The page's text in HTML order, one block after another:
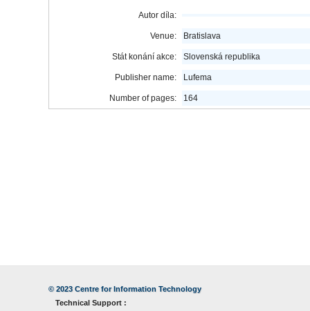
Autor díla:
Venue: Bratislava
Stát konání akce: Slovenská republika
Publisher name: Lufema
Number of pages: 164
© 2023 Centre for Information Technology
Technical Support :